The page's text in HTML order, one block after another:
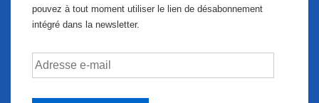
pouvez à tout moment utiliser le lien de désabonnement
intégré dans la newsletter.
Adresse